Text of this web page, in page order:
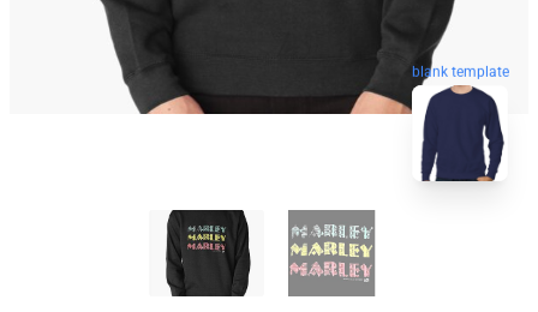
blank template